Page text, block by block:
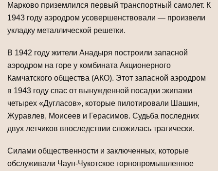
Марково приземлился первый транспортный самолет. К
1943 году аэродром усовершенствовали — про­извели
укладку металлической решетки.
В 1942 году жители Анадыря построили запасной
аэродром на горе у комби­ната Акционерного
Камчатского общества (АКО). Этот запасной аэродром
в 1943 году спас от вынужденной посадки экипажи
четырех «Дугласов», которые пилоти­ровали Шашин,
Журавлев, Моисеев и Герасимов. Судьба последних
двух летчиков впоследствии сложилась трагически.
Силами общественности и заключенных, которые
обслуживали Чаун-Чукотское горнопромышленное